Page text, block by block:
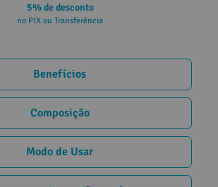
5% de desconto
no PIX ou Transferência
Benefícios
Composição
Modo de Usar